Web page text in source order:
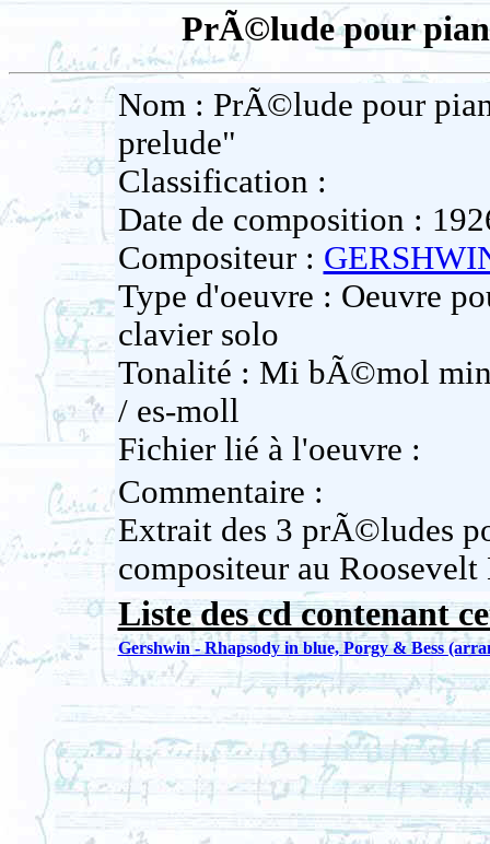
PrÃ©lude pour
Nom : PrÃ©lude pour
prelude"
Classification :
Date de composition :
Compositeur :
Type d'oeuvre : Oeuvre
clavier solo
Tonalité : Mi bÃ©mol
/ es-moll
Fichier lié à l'oeuvre :
Commentaire :
Extrait des 3 prÃ©ludes
compositeur au
Liste des cd contenant
Gershwin - Rhapsody in blue, Porgy & Bess